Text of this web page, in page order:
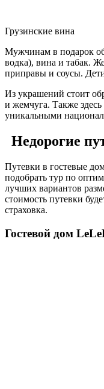
Грузинские вина
Мужчинам в подарок
водка), вина и табак.
приправы и соусы.
Из украшений стоит
и жемчуга. Также
уникальными
Недорогие
Путевки в гостевые
подобрать тур по
лучших вариантов
стоимость путевки
страховка.
Гостевой дом